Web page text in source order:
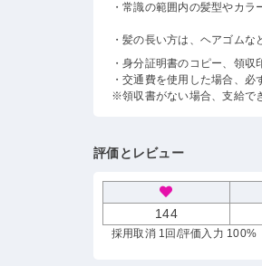
・常識の範囲内の髪型やカラ
・髪の長い方は、ヘアゴムな
・身分証明書のコピー、領収
・交通費を使用した場合、必
※領収書がない場合、支給で
評価とレビュー
144
採用取消 1回 /評価入力 100%